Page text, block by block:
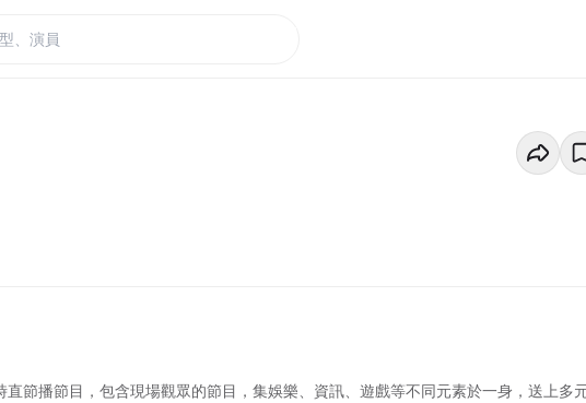
直節播節目，包含現場觀眾的節目，集娛樂、資訊、遊戲等不同元素於一身，送上多